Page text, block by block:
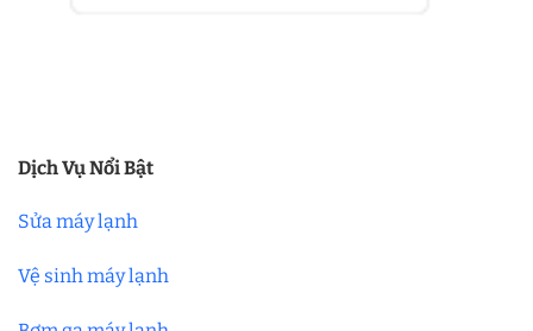
Dịch Vụ Nổi Bật
Sửa máy lạnh
Vệ sinh máy lạnh